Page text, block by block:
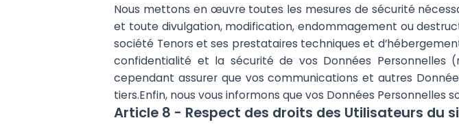
Nous mettons en œuvre toutes les mesures de sécurité
et toute divulgation, modification, endommagement ou
société Tenors et ses prestataires techniques et
confidentialité et la sécurité de vos Données
cependant assurer que vos communications et autres
tiers.Enfin, nous vous informons que vos Données Personnelles
Article 8 - Respect des droits des Utilisateurs du